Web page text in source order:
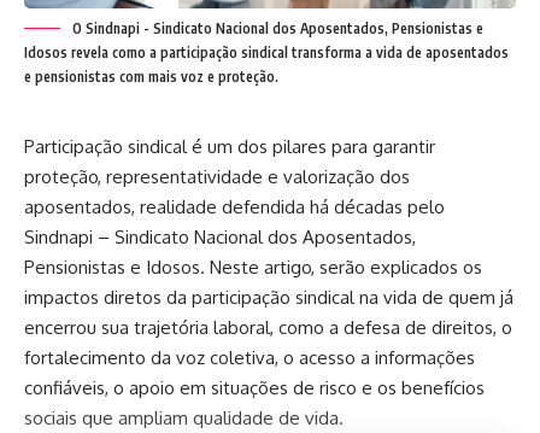
O Sindnapi - Sindicato Nacional dos Aposentados, Pensionistas e
Idosos revela como a participação sindical transforma a vida de aposentados
e pensionistas com mais voz e proteção.
Participação sindical é um dos pilares para garantir
proteção, representatividade e valorização dos
aposentados, realidade defendida há décadas pelo
Sindnapi – Sindicato Nacional dos Aposentados,
Pensionistas e Idosos. Neste artigo, serão explicados os
impactos diretos da participação sindical na vida de quem já
encerrou sua trajetória laboral, como a defesa de direitos, o
fortalecimento da voz coletiva, o acesso a informações
confiáveis, o apoio em situações de risco e os benefícios
sociais que ampliam qualidade de vida.